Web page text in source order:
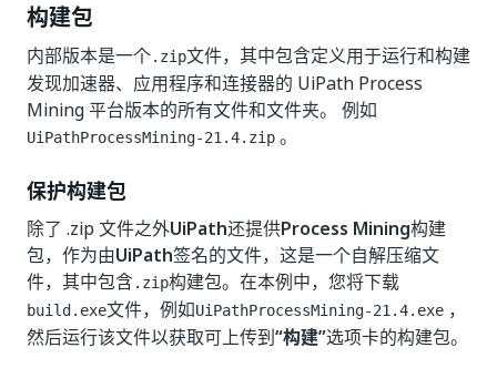
构建包
内部版本是一个.zip文件，其中包含定义用于运行和构建
发现加速器、应用程序和连接器的 UiPath Process
Mining 平台版本的所有文件和文件夹。 例如
UiPathProcessMining-21.4.zip 。
保护构建包
除了 .zip 文件之外UiPath还提供Process Mining构建
包，作为由UiPath签名的文件，这是一个自解压缩文
件，其中包含.zip构建包。在本例中，您将下载
build.exe文件，例如UiPathProcessMining-21.4.exe ，
然后运行该文件以获取可上传到“构建”选项卡的构建包。